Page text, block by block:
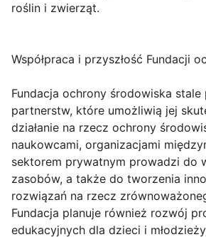
roślin i zwierząt.
Współpraca i przyszłość Fundacji
Fundacja ochrony środowiska stale
partnerstw, które umożliwią jej
działanie na rzecz ochrony
naukowcami, organizacjami
sektorem prywatnym prowadzi do
zasobów, a także do tworzenia
rozwiązań na rzecz
Fundacja planuje również rozwój
edukacyjnych dla dzieci i